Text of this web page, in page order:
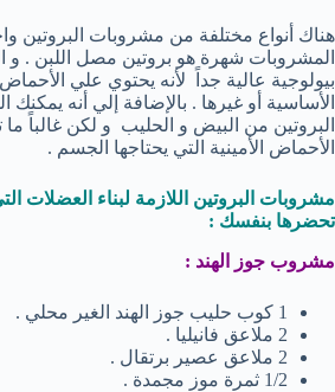
هناك أنواع مختلفة من مشروبات البروتين
المشروبات شهرة هو بروتين مصل اللبن . و
بيولوجية عالية جداً لأنه يحتوي علي الأحماض
الأساسية أو غيرها . بالإضافة إلي أنه
البروتين من البيض و الحليب و لكن غالباً ما
الأحماض الأمينية التي يحتاجها الجسم .
مشروبات البروتين اللازمة لبناء العضلات
تحضرها بنفسك :
مشروب جوز الهند :
1 كوب حليب جوز الهند الغير محلي .
2 ملاعق فانيليا .
2 ملاعق عصير برتقال .
1/2 ثمرة موز مجمدة .